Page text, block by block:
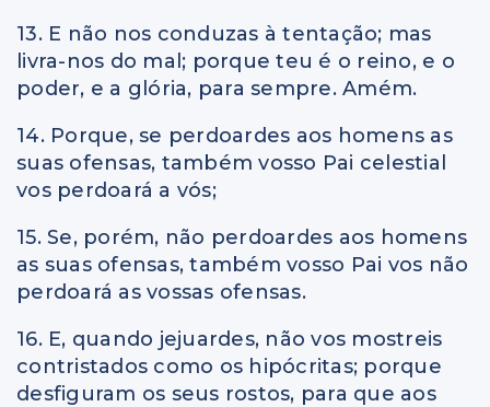
13. E não nos conduzas à tentação; mas
livra-nos do mal; porque teu é o reino, e o
poder, e a glória, para sempre. Amém.
14. Porque, se perdoardes aos homens as
suas ofensas, também vosso Pai celestial
vos perdoará a vós;
15. Se, porém, não perdoardes aos homens
as suas ofensas, também vosso Pai vos não
perdoará as vossas ofensas.
16. E, quando jejuardes, não vos mostreis
contristados como os hipócritas; porque
desfiguram os seus rostos, para que aos